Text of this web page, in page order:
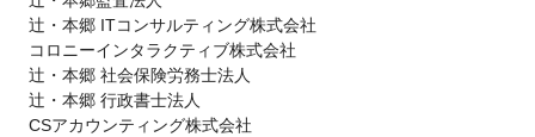
辻・本郷 ITコンサルティング株式会社
コロニーインタラクティブ株式会社
辻・本郷 社会保険労務士法人
辻・本郷 行政書士法人
CSアカウンティング株式会社